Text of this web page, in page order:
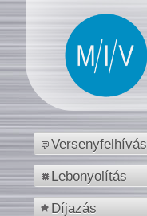
Versenyfelhívás
Lebonyolítás
Díjazás